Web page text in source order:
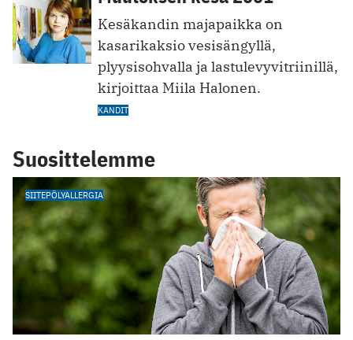
Kesäkandin majapaikka on
kasarikaksio vesisängyllä,
plyysisohvalla ja lastulevyvitriinillä,
kirjoittaa Miila Halonen.
KANDIT
Suosittelemme
SIITEPÖLYALLERGIA